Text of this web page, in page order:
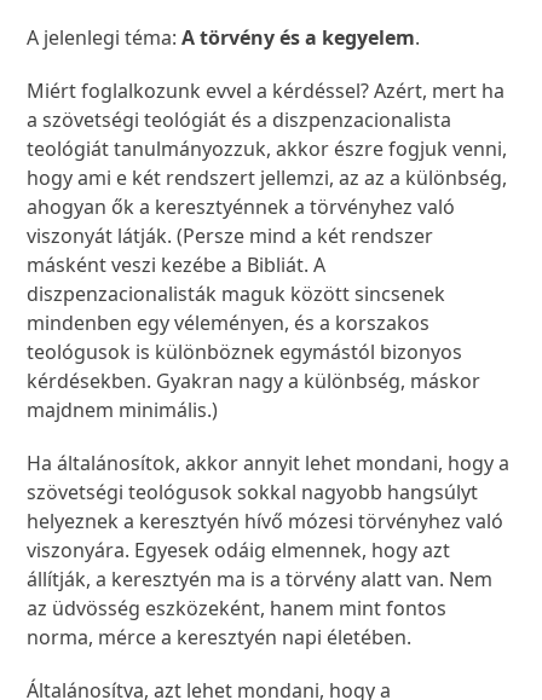
A jelenlegi téma:A törvény és a kegyelem.
Miért foglalkozunk evvel a kérdéssel? Azért, mert ha
a szövetségi teológiát és a diszpenzacionalista
teológiát tanulmányozzuk, akkor észre fogjuk venni,
hogy ami e két rendszert jellemzi, az az a különbség,
ahogyan ők a keresztyénnek a törvényhez való
viszonyát látják. (Persze mind a két rendszer
másként veszi kezébe a Bibliát. A
diszpenzacionalisták maguk között sincsenek
mindenben egy véleményen, és a korszakos
teológusok is különböznek egymástól bizonyos
kérdésekben. Gyakran nagy a különbség, máskor
majdnem minimális.)
Ha általánosítok, akkor annyit lehet mondani, hogy a
szövetségi teológusok sokkal nagyobb hangsúlyt
helyeznek a keresztyén hívő mózesi törvényhez való
viszonyára. Egyesek odáig elmennek, hogy azt
állítják, a keresztyén ma is a törvény alatt van. Nem
az üdvösség eszközeként, hanem mint fontos
norma, mérce a keresztyén napi életében.
Általánosítva, azt lehet mondani, hogy a